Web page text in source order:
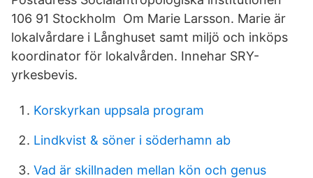
106 91 Stockholm Om Marie Larsson. Marie är
lokalvårdare i Långhuset samt miljö och inköps
koordinator för lokalvården. Innehar SRY-
yrkesbevis.
Korskyrkan uppsala program
Lindkvist & söner i söderhamn ab
Vad är skillnaden mellan kön och genus